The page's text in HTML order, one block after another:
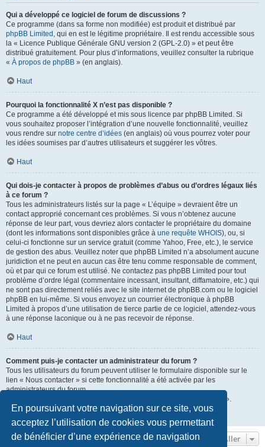
En poursuivant votre navigation sur ce site, vous
acceptez l’utilisation de cookies vous permettant
de bénéficier d’une expérience de navigation
Qui a développé ce logiciel de forum de discussions ?
Ce programme (dans sa forme non modifiée) est produit et distribué par
phpBB Limited , qui en est le légitime propriétaire. Il est rendu accessible sous
la « Licence Publique Générale GNU version 2 (GPL-2.0) » et peut être
distribué gratuitement. Pour plus d’informations, veuillez consulter la rubrique
« À propos de phpBB » (en anglais).
Haut
Pourquoi la fonctionnalité X n’est pas disponible ?
Ce programme a été développé et mis sous licence par phpBB Limited. Si
vous souhaitez proposer l’intégration d’une nouvelle fonctionnalité, veuillez
vous rendre sur notre centre d’idées (en anglais) où vous pourrez voter pour
les idées soumises par d’autres utilisateurs et suggérer les vôtres.
Haut
Qui dois-je contacter à propos de problèmes d’abus ou d’ordres légaux liés
à ce forum ?
Tous les administrateurs listés sur la page « L’équipe » devraient être un
contact approprié concernant ces problèmes. Si vous n’obtenez aucune
réponse de leur part, vous devriez alors contacter le propriétaire du domaine
(dont les informations sont disponibles grâce à une requête WHOIS), ou, si
celui-ci fonctionne sur un service gratuit (comme Yahoo, Free, etc.), le service
de gestion des abus. Veuillez noter que phpBB Limited n’a absolument aucune
juridiction et ne peut en aucun cas être tenu comme responsable de comment,
où et par qui ce forum est utilisé. Ne contactez pas phpBB Limited pour tout
problème d’ordre légal (commentaire incessant, insultant, diffamatoire, etc.) qui
ne sont pas directement reliés avec le site internet de phpBB.com ou le logiciel
phpBB en lui-même. Si vous envoyez un courrier électronique à phpBB
Limited à propos d’une utilisation de tierce partie de ce logiciel, attendez-vous
à une réponse laconique ou à ne pas recevoir de réponse.
Haut
Comment puis-je contacter un administrateur du forum ?
Tous les utilisateurs du forum peuvent utiliser le formulaire disponible sur le
lien « Nous contacter » si cette fonctionnalité a été activée par les
administrateurs du forum.
Les membres du forum peuvent également utiliser le lien « L’équipe ».
Aller